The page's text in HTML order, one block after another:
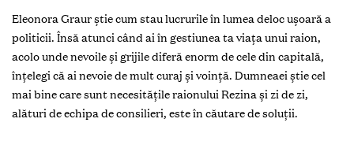
Eleonora Graur știe cum stau lucrurile în lumea deloc ușoară a
politicii. Însă atunci când ai în gestiunea ta viața unui raion,
acolo unde nevoile și grijile diferă enorm de cele din capitală,
înțelegi că ai nevoie de mult curaj și voință. Dumneaei știe cel
mai bine care sunt necesitățile raionului Rezina și zi de zi,
alături de echipa de consilieri, este în căutare de soluții.